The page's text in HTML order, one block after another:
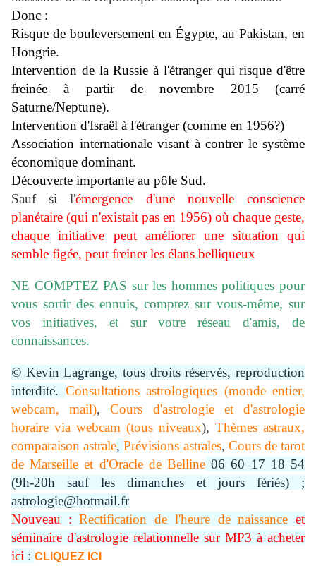
Donc :
Risque de bouleversement en Égypte, au Pakistan, en
Hongrie.
Intervention de la Russie à l'étranger qui risque d'être
freinée à partir de novembre 2015 (carré
Saturne/Neptune).
Intervention d'Israël à l'étranger (comme en 1956?)
Association internationale visant à contrer le système
économique dominant.
Découverte importante au pôle Sud.
Sauf si l'émergence d'une nouvelle conscience
planétaire (qui n'existait pas en 1956) où chaque geste,
chaque initiative peut améliorer une situation qui
semble figée, peut freiner les élans belliqueux
NE COMPTEZ PAS sur les hommes politiques pour
vous sortir des ennuis, comptez sur vous-même, sur
vos initiatives, et sur votre réseau d'amis, de
connaissances.
© Kevin Lagrange, tous droits réservés, reproduction
interdite. Consultations astrologiques (monde entier,
webcam, mail),Cours d'astrologie et d'astrologie
horaire via webcam (tous niveaux), Thèmes astraux,
comparaison astrale,Prévisions astrales, Cours de tarot
de Marseille et d'Oracle de Belline 06 60 17 18 54
(9h-20h sauf les dimanches et jours fériés) ;
astrologie@hotmail.fr
Nouveau :Rectification de l'heure de naissance et
séminaire d'astrologie relationnelle sur MP3 à acheter
ici : CLIQUEZ ICI